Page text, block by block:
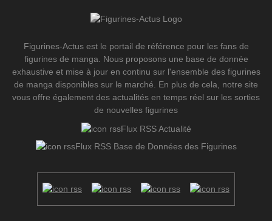
Figurines-Actus est le portail de référence pour les fans de
figurines de manga. Nous proposons une base de donnée
exhaustive et mise à jour en continu sur l'ensemble des figurines
de manga disponibles sur le marché. En plus de cela, notre site
vous offre également des actualités en temps réel sur les sorties
de nouvelles figurines
Flux RSS Actualité
Flux RSS Base de Données des Figurines